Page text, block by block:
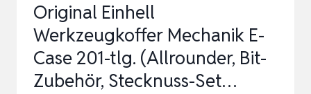
Original Einhell
Werkzeugkoffer Mechanik E-
Case 201-tlg. (Allrounder, Bit-
Zubehör, Stecknuss-Set…